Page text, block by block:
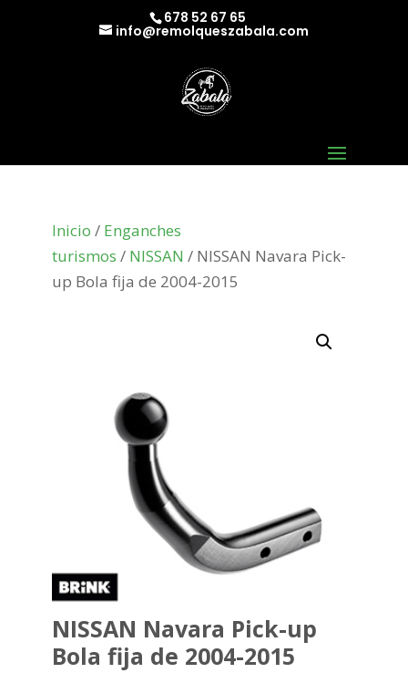
678 52 67 65
info@remolqueszabala.com
Inicio / Enganches
turismos / NISSAN / NISSAN Navara Pick-
up Bola fija de 2004-2015
NISSAN Navara Pick-up
Bola fija de 2004-2015